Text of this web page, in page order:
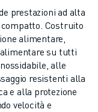
prestazioni ad alta
Costruito
alimentare,
su tutti
alle
resistenti alla
e alla protezione
velocità e